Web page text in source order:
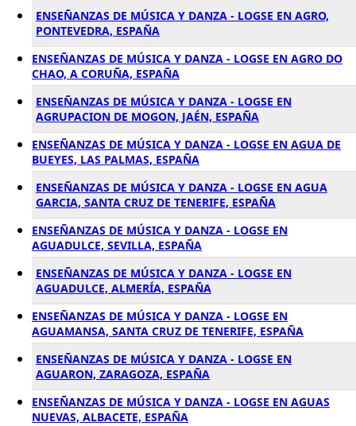
ENSEÑANZAS DE MÚSICA Y DANZA - LOGSE EN AGRO,
PONTEVEDRA, ESPAÑA
ENSEÑANZAS DE MÚSICA Y DANZA - LOGSE EN AGRO DO
CHAO, A CORUÑA, ESPAÑA
ENSEÑANZAS DE MÚSICA Y DANZA - LOGSE EN
AGRUPACION DE MOGON, JAÉN, ESPAÑA
ENSEÑANZAS DE MÚSICA Y DANZA - LOGSE EN AGUA DE
BUEYES, LAS PALMAS, ESPAÑA
ENSEÑANZAS DE MÚSICA Y DANZA - LOGSE EN AGUA
GARCIA, SANTA CRUZ DE TENERIFE, ESPAÑA
ENSEÑANZAS DE MÚSICA Y DANZA - LOGSE EN
AGUADULCE, SEVILLA, ESPAÑA
ENSEÑANZAS DE MÚSICA Y DANZA - LOGSE EN
AGUADULCE, ALMERÍA, ESPAÑA
ENSEÑANZAS DE MÚSICA Y DANZA - LOGSE EN
AGUAMANSA, SANTA CRUZ DE TENERIFE, ESPAÑA
ENSEÑANZAS DE MÚSICA Y DANZA - LOGSE EN
AGUARON, ZARAGOZA, ESPAÑA
ENSEÑANZAS DE MÚSICA Y DANZA - LOGSE EN AGUAS
NUEVAS, ALBACETE, ESPAÑA